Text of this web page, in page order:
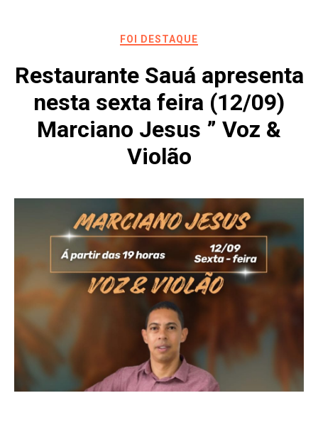
FOI DESTAQUE
Restaurante Sauá apresenta
nesta sexta feira (12/09)
Marciano Jesus ” Voz &
Violão